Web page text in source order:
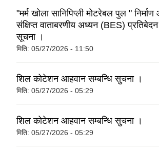
"मर्म खोला सानिपिप्ली मोटरेबल पुल "
संक्षिप्त वाताबरणीय अध्यन (BES) प्रतिबेदन
सूचना ।
मिति: 05/27/2026 - 11:50
शिल कोटेशन आहवान सम्बन्धि सुचना ।
मिति: 05/27/2026 - 05:29
शिल कोटेशन आहवान सम्बन्धि सुचना ।
मिति: 05/27/2026 - 05:29